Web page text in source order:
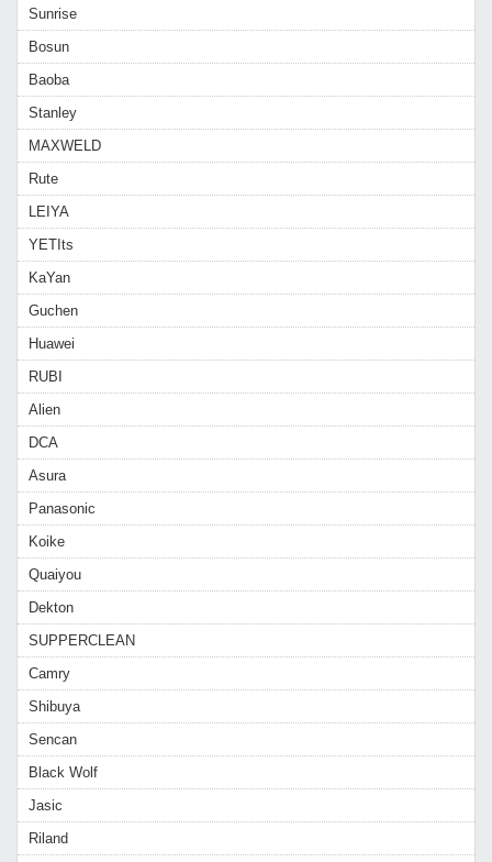
Sunrise
Bosun
Baoba
Stanley
MAXWELD
Rute
LEIYA
YETIts
KaYan
Guchen
Huawei
RUBI
Alien
DCA
Asura
Panasonic
Koike
Quaiyou
Dekton
SUPPERCLEAN
Camry
Shibuya
Sencan
Black Wolf
Jasic
Riland